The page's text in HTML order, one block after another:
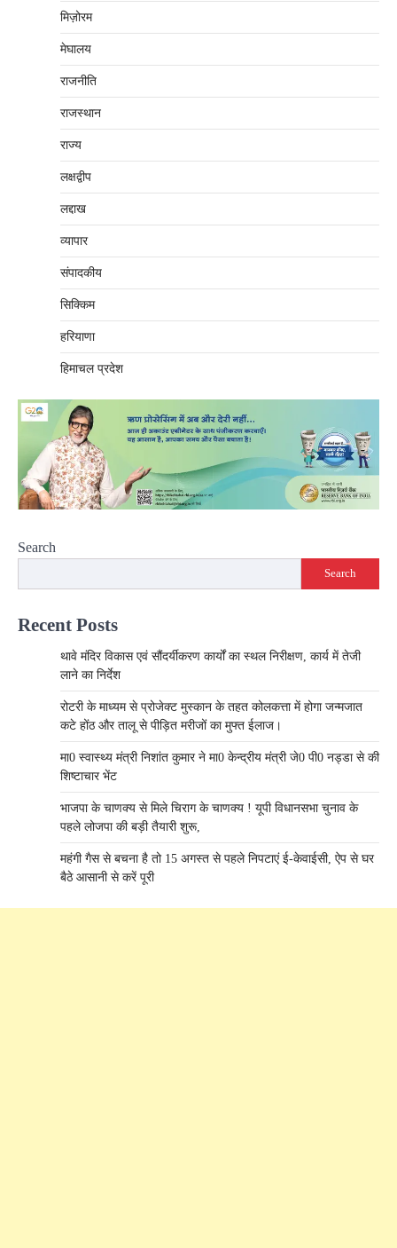
मिज़ोरम
मेघालय
राजनीति
राजस्थान
राज्य
लक्षद्वीप
लद्दाख
व्यापार
संपादकीय
सिक्किम
हरियाणा
हिमाचल प्रदेश
Search
Search
Recent Posts
थावे मंदिर विकास एवं सौंदर्यीकरण कार्यों का स्थल निरीक्षण, कार्य में तेजी
लाने का निर्देश
रोटरी के माध्यम से प्रोजेक्ट मुस्कान के तहत कोलकत्ता में होगा जन्मजात
कटे होंठ और तालू से पीड़ित मरीजों का मुफ्त ईलाज।
मा0 स्वास्थ्य मंत्री निशांत कुमार ने मा0 केन्द्रीय मंत्री जे0 पी0 नड्डा से की
शिष्टाचार भेंट
भाजपा के चाणक्य से मिले चिराग के चाणक्य ! यूपी विधानसभा चुनाव के
पहले लोजपा की बड़ी तैयारी शुरू,
महंगी गैस से बचना है तो 15 अगस्त से पहले निपटाएं ई-केवाईसी, ऐप से घर
बैठे आसानी से करें पूरी